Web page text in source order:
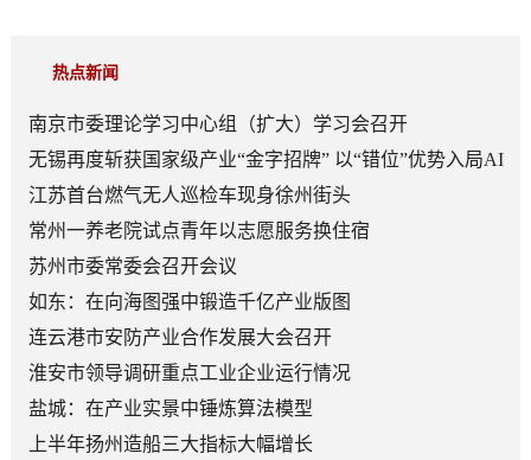
热点新闻
南京市委理论学习中心组（扩大）学习会召开
无锡再度斩获国家级产业“金字招牌” 以“错位”优势入局AI
顶层赛道
江苏首台燃气无人巡检车现身徐州街头
常州一养老院试点青年以志愿服务换住宿
苏州市委常委会召开会议
如东：在向海图强中锻造千亿产业版图
连云港市安防产业合作发展大会召开
淮安市领导调研重点工业企业运行情况
盐城：在产业实景中锤炼算法模型
上半年扬州造船三大指标大幅增长